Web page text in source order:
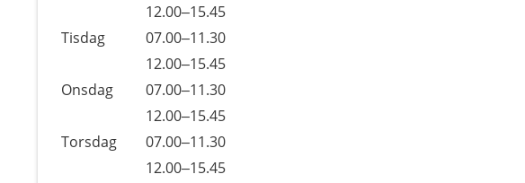
12.00–15.45
Tisdag
07.00–11.30
12.00–15.45
Onsdag
07.00–11.30
12.00–15.45
Torsdag
07.00–11.30
12.00–15.45